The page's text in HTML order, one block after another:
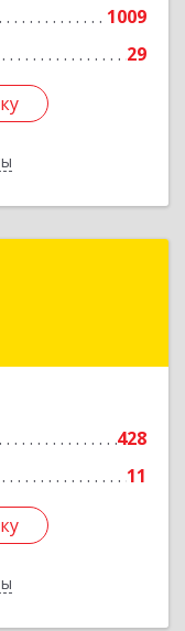
1009
29
428
11
р-н, Вичуга